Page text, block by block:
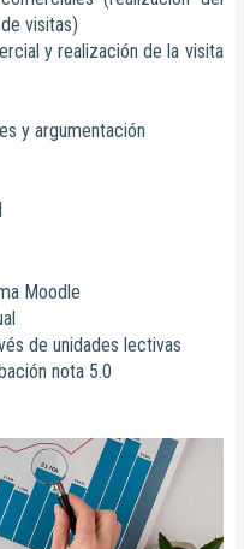
visitas)
y realización de la visita
y argumentación
Moodle
de unidades lectivas
nota 5.0